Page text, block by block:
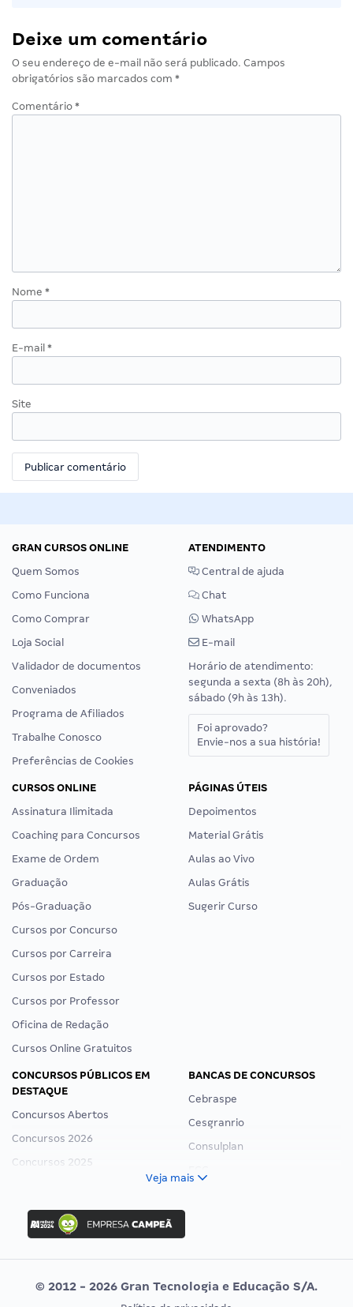
Deixe um comentário
O seu endereço de e-mail não será publicado. Campos
obrigatórios são marcados com *
Comentário *
Nome *
E-mail *
Site
GRAN CURSOS ONLINE
Quem Somos
Como Funciona
Como Comprar
Loja Social
Validador de documentos
Conveniados
Programa de Afiliados
Trabalhe Conosco
Preferências de Cookies
ATENDIMENTO
Central de ajuda
Chat
WhatsApp
E-mail
Horário de atendimento:
segunda a sexta (8h às 20h),
sábado (9h às 13h).
Foi aprovado?
Envie-nos a sua história!
CURSOS ONLINE
Assinatura Ilimitada
Coaching para Concursos
Exame de Ordem
Graduação
Pós-Graduação
Cursos por Concurso
Cursos por Carreira
Cursos por Estado
Cursos por Professor
Oficina de Redação
Cursos Online Gratuitos
PÁGINAS ÚTEIS
Depoimentos
Material Grátis
Aulas ao Vivo
Aulas Grátis
Sugerir Curso
CONCURSOS PÚBLICOS EM
DESTAQUE
Concursos Abertos
Concursos 2026
Concursos 2025
Concurso Ibama
Concurso MPU
Editais publicados
BANCAS DE CONCURSOS
Cebraspe
Cesgranrio
Consulplan
Vunesp
Veja mais
© 2012 - 2026 Gran Tecnologia e Educação S/A.